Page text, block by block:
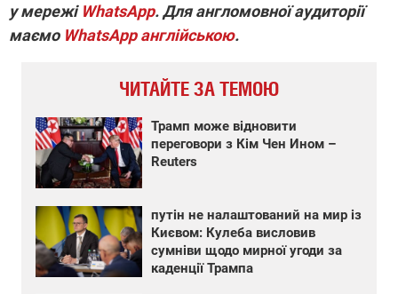
у мережі WhatsApp. Для англомовної аудиторії
маємо WhatsApp англійською.
ЧИТАЙТЕ ЗА ТЕМОЮ
Трамп може відновити
переговори з Кім Чен Ином –
Reuters
путін не налаштований на мир із
Києвом: Кулеба висловив
сумніви щодо мирної угоди за
каденції Трампа